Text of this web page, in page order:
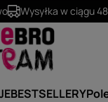
kontakt@febro.pl
BESTSELLERY